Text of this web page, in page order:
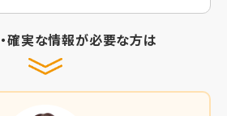
確実な情報が必要な方は